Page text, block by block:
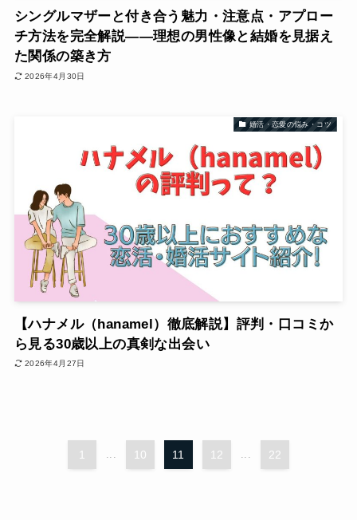
シングルマザーと付き合う魅力・注意点・アプロー
チ方法を完全解説——理想の男性像と結婚を見据え
た関係の築き方
2026年4月30日
婚活・恋愛の悩み・コツ
【ハナメル（hanamel）徹底解説】評判・口コミか
ら見る30歳以上の真剣な出会い
2026年4月27日
1 10 11 12 22